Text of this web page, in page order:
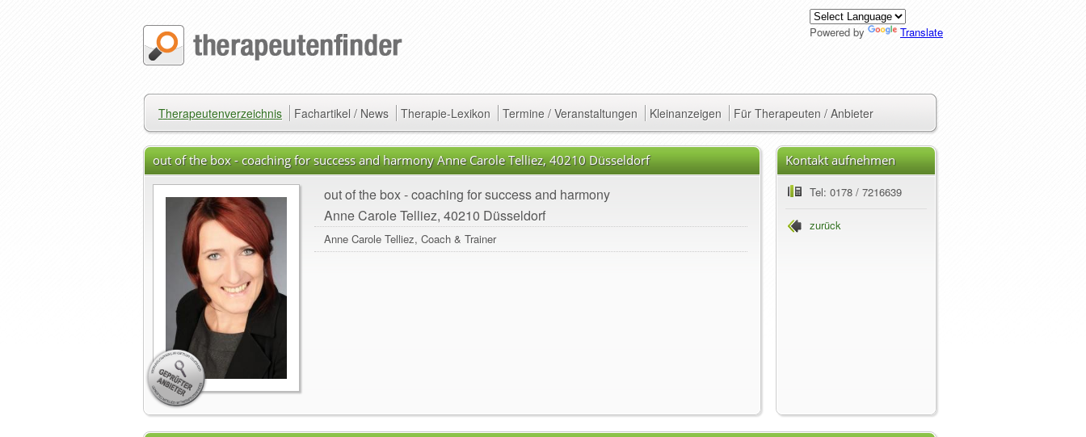
Powered by Translate
Therapeutenverzeichnis Fachartikel / News Therapie-Lexikon Termine / Veranstaltungen Kleinanzeigen Für Therapeuten / Anbieter
out of the box - coaching for success and harmony Anne Carole Telliez, 40210 Düsseldorf
out of the box - coaching for success and harmony
Anne Carole Telliez, 40210 Düsseldorf
Anne Carole Telliez, Coach & Trainer
Kontakt aufnehmen
Tel: 0178 / 7216639
zurück